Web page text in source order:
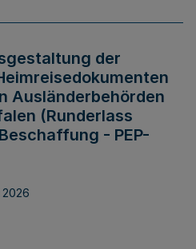
der
Ausländerbehörden
(Runderlass
- PEP-
2026